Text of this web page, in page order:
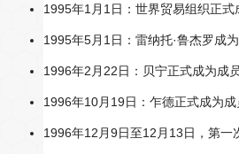
1995年1月1日：世界贸易组织正式
1995年5月1日：雷纳托·鲁杰罗成
1996年2月22日：贝宁正式成为成员
1996年10月19日：乍德正式成为成
1996年12月9日至12月13日，第一